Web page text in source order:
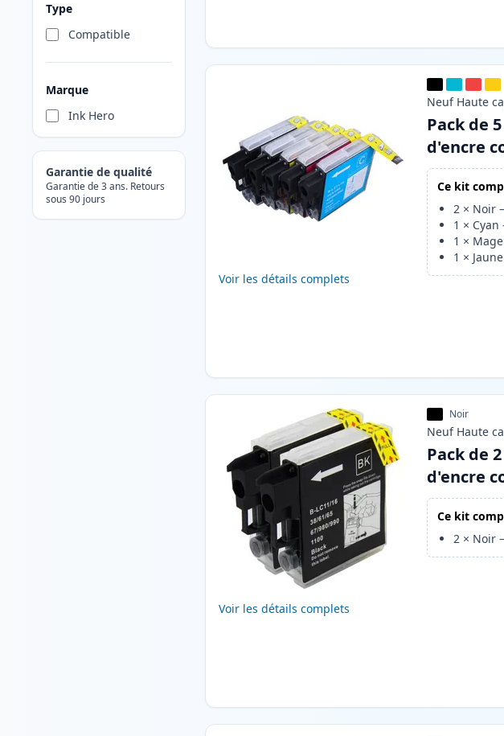
Type
Compatible
Marque
Ink Hero
Garantie de qualité
Garantie de 3 ans. Retours
sous 90 jours
Voir les détails complets
Neuf Haute
Pack de
d'encre
Ce kit
2 × Noir
1 × Cyan
1 ×
1 × Jaune
Voir les détails complets
Noir
Neuf Haute
Pack de
d'encre
Ce kit
2 × Noir